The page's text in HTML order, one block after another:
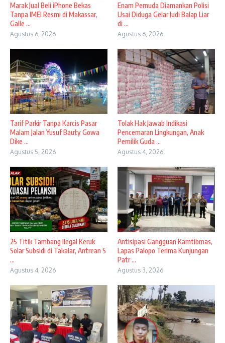
​Marak Jual Beli iPhone Bekas
Tanpa IMEI Resmi di Makassar,
Galle ...
Agustus 6, 2026
Enam Pemuda Diamankan Polisi
Usai Diduga Gelar Judi Balap Liar
di ...
Agustus 6, 2026
Tarif Parkir Tanpa Karcis Pasar
Malam Jalan Yusuf Bauty Gowa
Dike ...
Agustus 5, 2026
Tolak Hak Jawab Indikasi
Pencemaran Lingkungan, Anak
Pemilik Guda ...
Agustus 4, 2026
25 Titik Tambang Ilegal Keruk
Solar Subsidi di Takalar, Antrean S
...
Agustus 4, 2026
Antisipasi Gangguan Kamtibmas,
Lapas Palopo Terima Kunjungan
Patr ...
Agustus 3, 2026